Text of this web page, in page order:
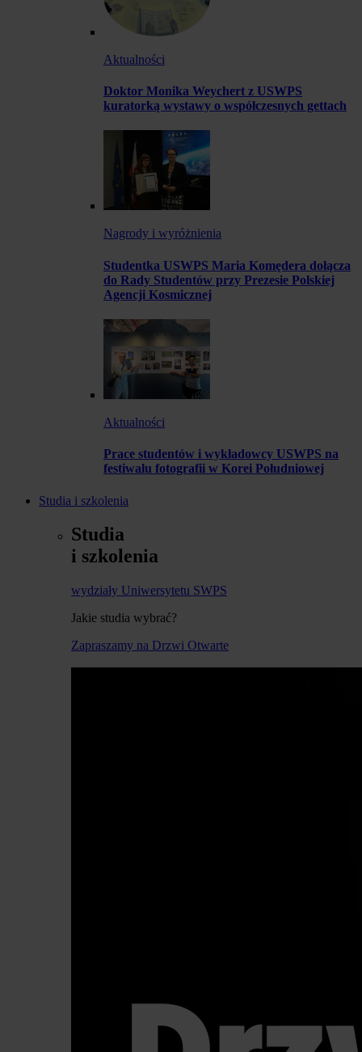
Aktualności
Doktor Monika Weychert z USWPS
kuratorką wystawy o współczesnych gettach
Nagrody i wyróżnienia
Studentka USWPS Maria Komędera dołącza
do Rady Studentów przy Prezesie Polskiej
Agencji Kosmicznej
Aktualności
Prace studentów i wykładowcy USWPS na
festiwalu fotografii w Korei Południowej
Studia i szkolenia
Studia
i szkolenia
wydziały Uniwersytetu SWPS
Jakie studia wybrać?
Zapraszamy na Drzwi Otwarte